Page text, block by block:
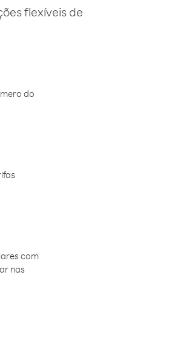
flexíveis de
do
com
nas